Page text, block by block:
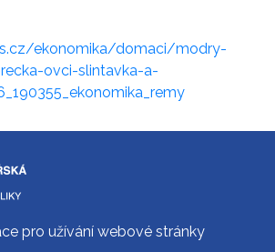
ekonomika/domaci/modry-
ovci-slintavka-a-
pro užívání webové stránky